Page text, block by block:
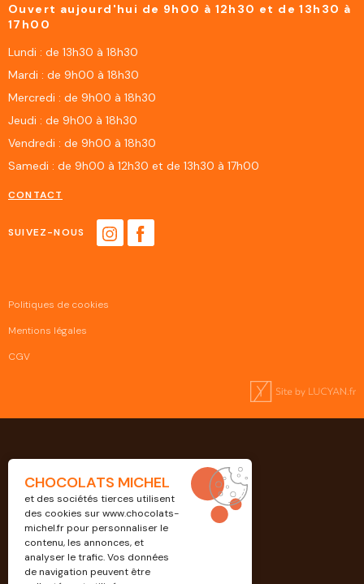
Ouvert aujourd'hui de 9h00 à 12h30 et de 13h30 à
17h00
Lundi : de 13h30 à 18h30
Mardi : de 9h00 à 18h30
Mercredi : de 9h00 à 18h30
Jeudi : de 9h00 à 18h30
Vendredi : de 9h00 à 18h30
Samedi : de 9h00 à 12h30 et de 13h30 à 17h00
CONTACT
SUIVEZ-NOUS
Politiques de cookies
Mentions légales
CGV
CHOCOLATS MICHEL
et des sociétés tierces utilisent
des cookies surwww.chocolats-
michel.frpour personnaliser le
contenu, les annonces, et
analyser le trafic. Vos données
de navigation peuvent être